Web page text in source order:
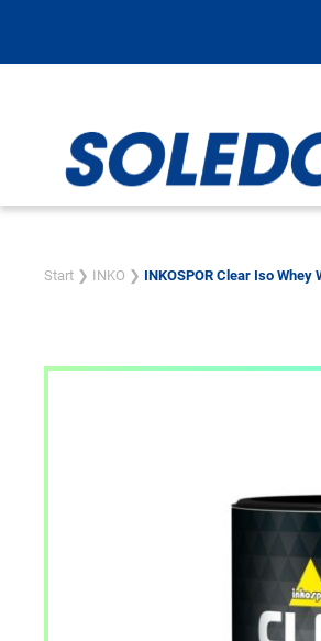
springen
Start ❯ INKO ❯ INKOSPOR Clear Iso Whey